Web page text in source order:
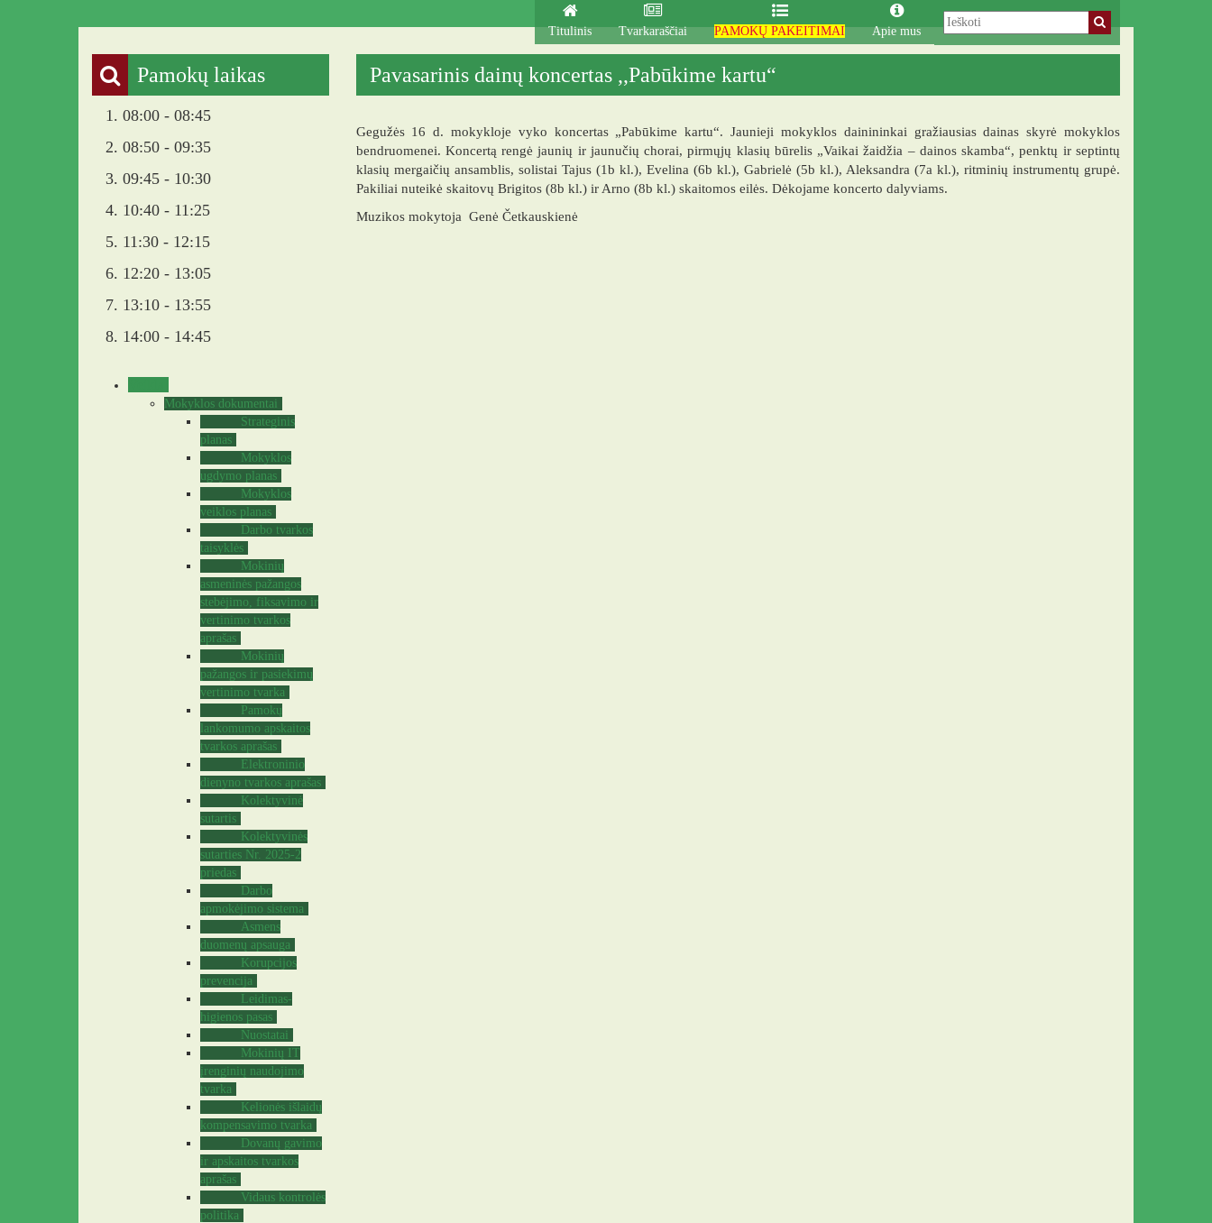
Titulinis Tvarkaraščiai PAMOKŲ PAKEITIMAI Apie mus
Pamokų laikas
1. 08:00 - 08:45
2. 08:50 - 09:35
3. 09:45 - 10:30
4. 10:40 - 11:25
5. 11:30 - 12:15
6. 12:20 - 13:05
7. 13:10 - 13:55
8. 14:00 - 14:45
Mokyklos dokumentai
Strateginis
planas
Mokyklos
ugdymo planas
Mokyklos
veiklos planas
Darbo tvarkos
taisyklės
Mokinių
asmeninės pažangos
stebėjimo, fiksavimo ir
vertinimo tvarkos
aprašas
Mokinių
pažangos ir pasiekimų
vertinimo tvarka
Pamokų
lankomumo apskaitos
tvarkos aprašas
Elektroninio
dienyno tvarkos aprašas
Kolektyvinė
sutartis
Kolektyvinės
sutarties Nr. 2025-2
priedas
Darbo
apmokėjimo sistema
Asmens
duomenų apsauga
Korupcijos
prevencija
Leidimas-
higienos pasas
Nuostatai
Mokinių IT
įrenginių naudojimo
tvarka
Kelionės išlaidų
kompensavimo tvarka
Dovanų gavimo
ir apskaitos tvarkos
aprašas
Vidaus kontrolės
politika
Pavasarinis dainų koncertas ,,Pabūkime kartu“
Gegužės 16 d. mokykloje vyko koncertas „Pabūkime kartu“. Jaunieji mokyklos dainininkai gražiausias dainas skyrė mokyklos
bendruomenei. Koncertą rengė jaunių ir jaunučių chorai, pirmųjų klasių būrelis „Vaikai žaidžia – dainos skamba“, penktų ir septintų
klasių mergaičių ansamblis, solistai Tajus (1b kl.), Evelina (6b kl.), Gabrielė (5b kl.), Aleksandra (7a kl.), ritminių instrumentų grupė.
Pakiliai nuteikė skaitovų Brigitos (8b kl.) ir Arno (8b kl.) skaitomos eilės. Dėkojame koncerto dalyviams.
Muzikos mokytoja Genė Četkauskienė